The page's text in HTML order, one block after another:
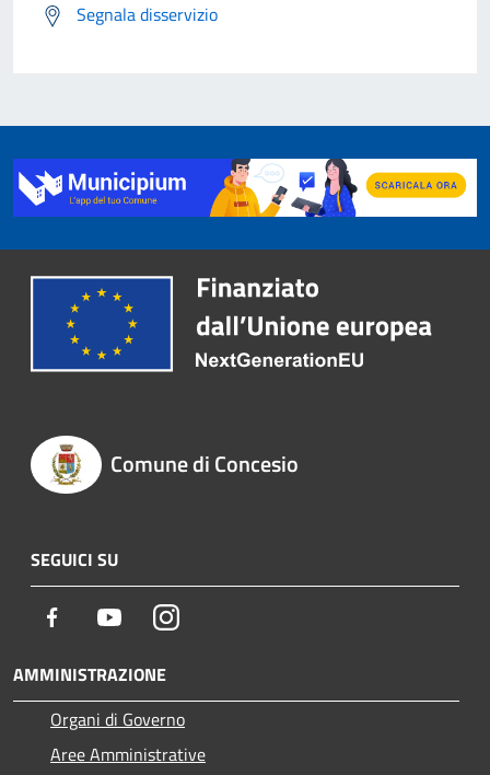
Segnala disservizio
Comune di Concesio
SEGUICI SU
Facebook YoutubeInstagram
AMMINISTRAZIONE
Organi di Governo
Aree Amministrative